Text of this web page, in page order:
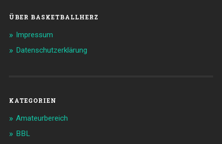
ÜBER BASKETBALLHERZ
Impressum
Datenschutzerklärung
KATEGORIEN
Amateurbereich
BBL